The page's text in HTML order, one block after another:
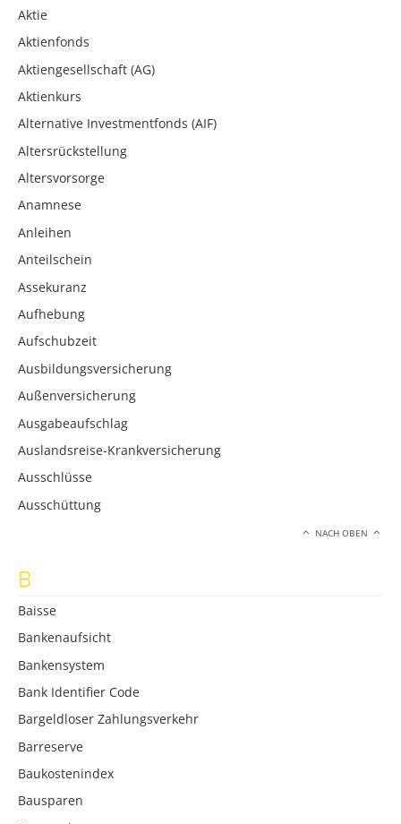
Aktie
Aktienfonds
Aktiengesellschaft (AG)
Aktienkurs
Alternative Investmentfonds (AIF)
Altersrückstellung
Altersvorsorge
Anamnese
Anleihen
Anteilschein
Assekuranz
Aufhebung
Aufschubzeit
Ausbildungsversicherung
Außenversicherung
Ausgabeaufschlag
Auslandsreise-Krankversicherung
Ausschlüsse
Ausschüttung
NACH OBEN
B
Baisse
Bankenaufsicht
Bankensystem
Bank Identifier Code
Bargeldloser Zahlungsverkehr
Barreserve
Baukostenindex
Bausparen